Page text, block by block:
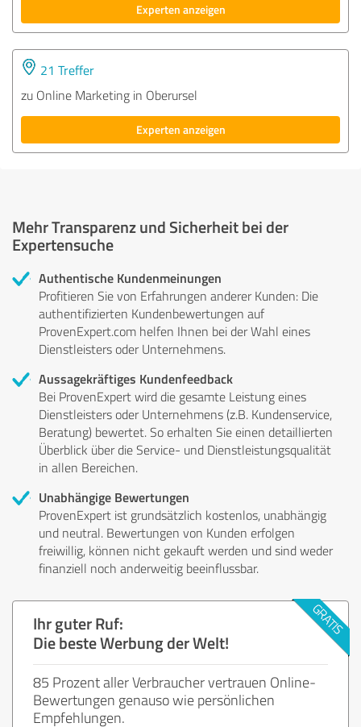
Experten anzeigen
21 Treffer
zu Online Marketing in Oberursel
Experten anzeigen
Mehr Transparenz und Sicherheit bei der
Expertensuche
Authentische Kundenmeinungen
Profitieren Sie von Erfahrungen anderer Kunden: Die
authentifizierten Kundenbewertungen auf
ProvenExpert.com helfen Ihnen bei der Wahl eines
Dienstleisters oder Unternehmens.
Aussagekräftiges Kundenfeedback
Bei ProvenExpert wird die gesamte Leistung eines
Dienstleisters oder Unternehmens (z.B. Kundenservice,
Beratung) bewertet. So erhalten Sie einen detaillierten
Überblick über die Service- und Dienstleistungsqualität
in allen Bereichen.
Unabhängige Bewertungen
ProvenExpert ist grundsätzlich kostenlos, unabhängig
und neutral. Bewertungen von Kunden erfolgen
freiwillig, können nicht gekauft werden und sind weder
finanziell noch anderweitig beeinflussbar.
Ihr guter Ruf:
Die beste Werbung der Welt!
85 Prozent aller Verbraucher vertrauen Online-
Bewertungen genauso wie persönlichen
Empfehlungen.